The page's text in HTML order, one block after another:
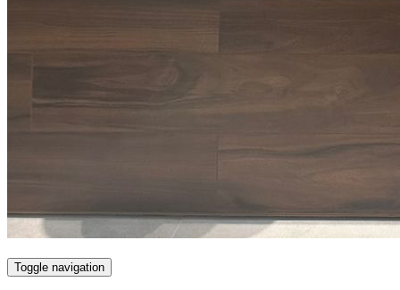
Toggle navigation